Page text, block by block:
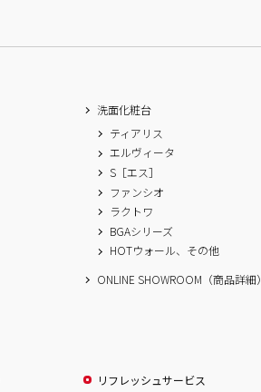
洗面化粧台
ティアリス
エルヴィータ
S［エス］
ファンシオ
ラクトワ
BGAシリーズ
HOTウォール、その他
ONLINE SHOWROOM（商品詳細）
リフレッシュサービス